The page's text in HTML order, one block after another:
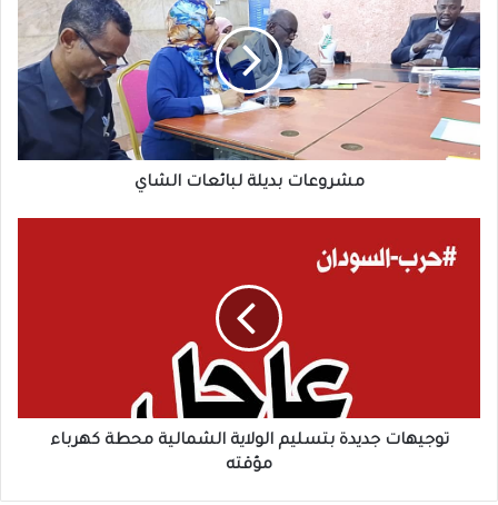
لبائعات
الشاي
مشروعات بديلة لبائعات الشاي
جديدة
توجيهات جديدة بتسليم الولاية الشمالية محطة كهرباء
مؤقته